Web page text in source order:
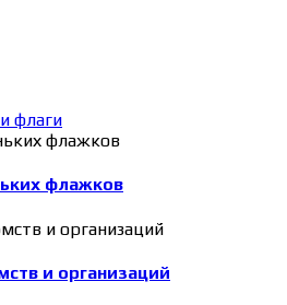
флаги
флажков
и организаций